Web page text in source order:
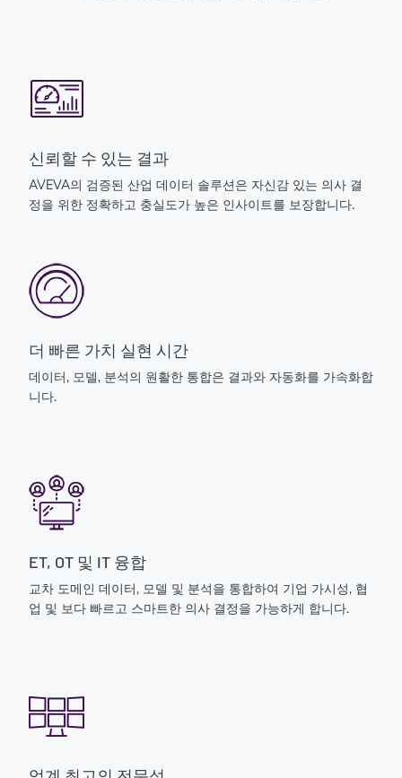
신뢰할 수 있는 결과
AVEVA의 검증된 산업 데이터 솔루션은 자신감 있는 의사 결
정을 위한 정확하고 충실도가 높은 인사이트를 보장합니다.
더 빠른 가치 실현 시간
데이터, 모델, 분석의 원활한 통합은 결과와 자동화를 가속화합
니다.
ET, OT 및 IT 융합
교차 도메인 데이터, 모델 및 분석을 통합하여 기업 가시성, 협
업 및 보다 빠르고 스마트한 의사 결정을 가능하게 합니다.